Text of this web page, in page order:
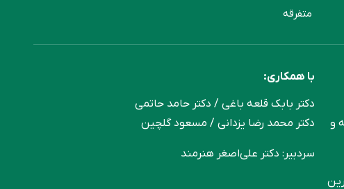
متفرقه
و
با همکاری:
دکتر بابک قلعه‌ باغی / دکتر حامد حاتمی
دکتر محمد رضا یزدانی / مسعود گلچین
سردبیر: دکتر علی‌اصغر هنرمند